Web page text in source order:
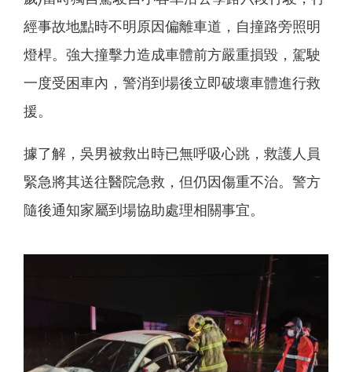
經事故地點時不明原因偏離車道，自撞路旁照明
燈桿。強大撞擊力造成車體前方嚴重損毀，駕駛
一度受困車內，警消到場後立即破壞車體進行救
援。
據了解，吳男被救出時已無呼吸心跳，救護人員
緊急將其送往醫院急救，但仍因傷重不治。警方
隨後通知家屬到場協助處理相關事宜。